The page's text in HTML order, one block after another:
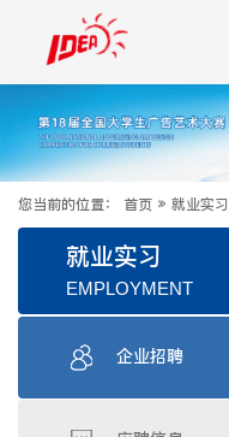
您当前的位置： 首页 » 就业实习
就业实习
EMPLOYMENT
企业招聘